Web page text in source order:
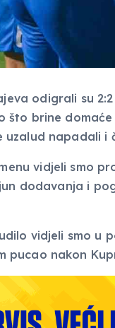
odigrali su
što brine
uzalud napadali i
vidjeli smo
dodavanja i
vidjeli smo u
pucao nakon